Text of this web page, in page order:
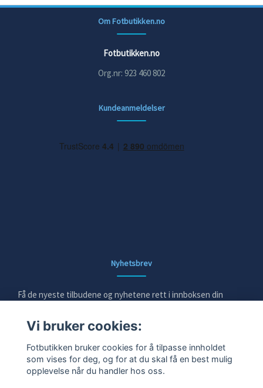
Om Fotbutikken.no
Fotbutikken.no
Org.nr: 923 460 802
Kundeanmeldelser
Nyhetsbrev
Få de nyeste tilbudene og nyhetene rett i innboksen din
E-post
Ja takk!
Vi bruker cookies:
Fotbutikken bruker cookies for å tilpasse innholdet
som vises for deg, og for at du skal få en best mulig
opplevelse når du handler hos oss.